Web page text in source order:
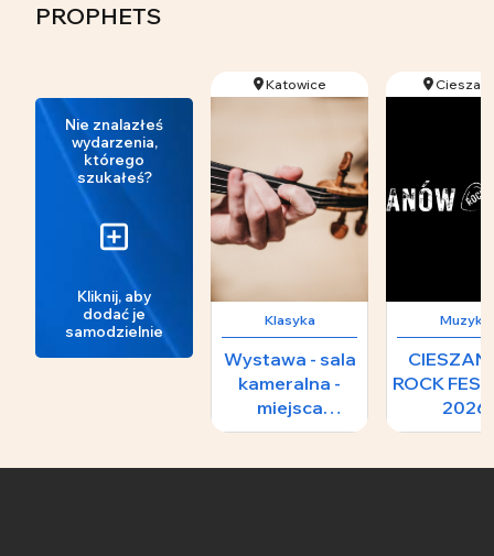
PROPHETS
Nie znalazłeś
wydarzenia,
którego
szukałeś?
Kliknij, aby
dodać je
samodzielnie
Katowice
Klasyka
Wystawa - sala
kameralna -
miejsca
numerowane i
Muzyka
ROCK
2026